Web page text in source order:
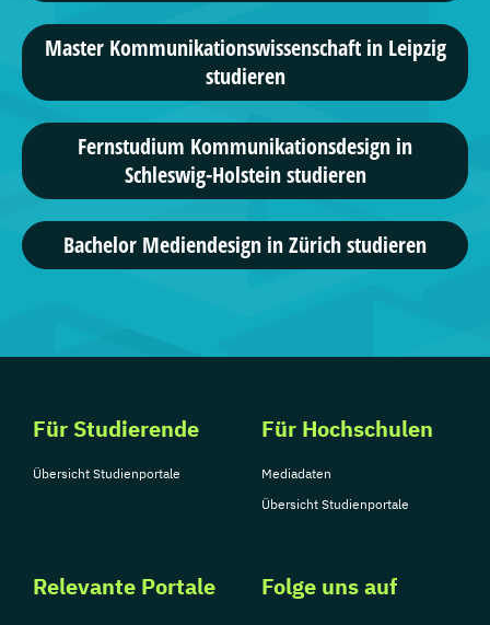
Master Kommunikationswissenschaft in Leipzig
studieren
Fernstudium Kommunikationsdesign in
Schleswig-Holstein studieren
Bachelor Mediendesign in Zürich studieren
Für Studierende
Übersicht Studienportale
Für Hochschulen
Mediadaten
Übersicht Studienportale
Relevante Portale Folge uns auf